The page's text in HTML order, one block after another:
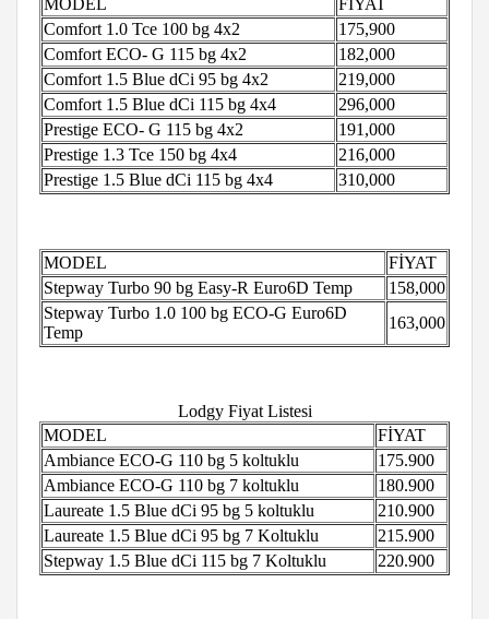
Comfort 1.0 Tce 100 bg 4x2
175,900
Comfort ECO- G 115 bg 4x2
182,000
Comfort 1.5 Blue dCi 95 bg 4x2
219,000
Comfort 1.5 Blue dCi 115 bg 4x4
296,000
Prestige ECO- G 115 bg 4x2
191,000
Prestige 1.3 Tce 150 bg 4x4
216,000
Prestige 1.5 Blue dCi 115 bg 4x4
310,000
MODEL
FİYAT
Stepway Turbo 90 bg Easy-R Euro6D Temp
158,000
Stepway Turbo 1.0 100 bg ECO-G Euro6D
Temp
163,000
Lodgy Fiyat Listesi
MODEL
FİYAT
Ambiance ECO-G 110 bg 5 koltuklu
175.900
Ambiance ECO-G 110 bg 7 koltuklu
180.900
Laureate 1.5 Blue dCi 95 bg 5 koltuklu
210.900
Laureate 1.5 Blue dCi 95 bg 7 Koltuklu
215.900
Stepway 1.5 Blue dCi 115 bg 7 Koltuklu
220.900